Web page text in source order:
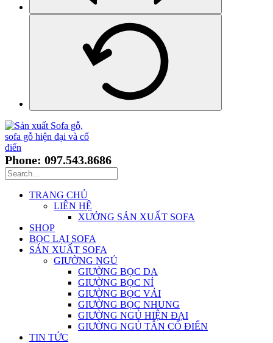
Phone: 097.543.8686
TRANG CHỦ
LIÊN HỆ
XƯỞNG SẢN XUẤT SOFA
SHOP
BỌC LẠI SOFA
SẢN XUẤT SOFA
GIƯỜNG NGỦ
GIƯỜNG BỌC DA
GIƯỜNG BỌC NỈ
GIƯỜNG BỌC VẢI
GIƯỜNG BỌC NHUNG
GIƯỜNG NGỦ HIỆN ĐẠI
GIƯỜNG NGỦ TÂN CỔ ĐIỂN
TIN TỨC